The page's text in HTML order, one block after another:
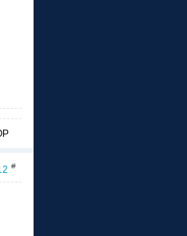
#